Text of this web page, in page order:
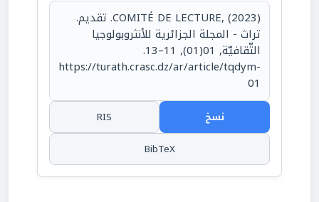
COMITÉ DE LECTURE, (2023). تقديم.
تراث - المجلة الجزائرية للأنثروبولوجيا
الثّقافيّة, 01(01), 11–13.
https://turath.crasc.dz/ar/article/tqdym-
01
نسخ
RIS
BibTeX